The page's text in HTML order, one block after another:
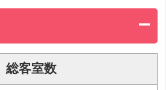
総客室数